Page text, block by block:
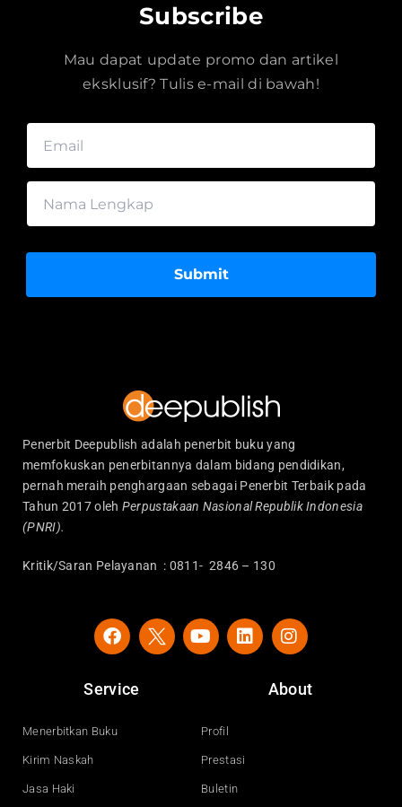
Subscribe
Mau dapat update promo dan artikel
eksklusif? Tulis e-mail di bawah!
Submit
Penerbit Deepublish adalah penerbit buku yang
memfokuskan penerbitannya dalam bidang pendidikan,
pernah meraih penghargaan sebagai Penerbit Terbaik pada
Tahun 2017 oleh Perpustakaan Nasional Republik Indonesia
(PNRI).
Kritik/Saran Pelayanan : 0811- 2846 – 130
F
a
e
b
o
Y
o
e
L
i
n
I
n
t
a
Service
Menerbitkan Buku
Kirim Naskah
Jasa Haki
About
Profil
Prestasi
Buletin